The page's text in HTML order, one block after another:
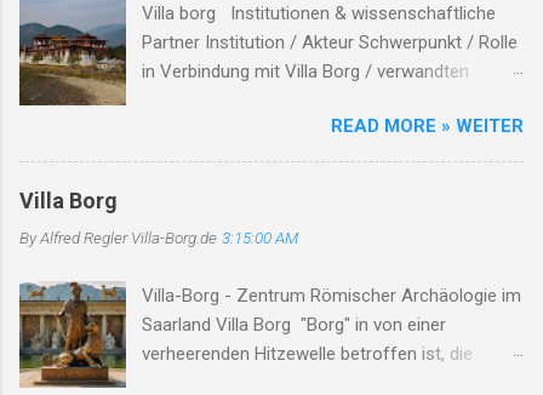
e
Villa borg Institutionen & wissenschaftliche
Partner Institution / Akteur Schwerpunkt / Rolle
in Verbindung mit Villa Borg / verwandten
Merzig-Wadern Träger des Archäologieparks
Villa Borg unterhält die Villa Borg als
borg.de ) Staatliches Konservatoramt
Denkmalschutz in Kooperation mit der
Kulturstiftung bei Ausgrabungen &
Rekonstruktionen ( villa-borg.de ) Universitäten
READ MORE » WEITER
Villa Borg
By Alfred ReglerVilla-Borg.de 3:15:00 AM
Villa-Borg - Zentrum Römischer Archäologie im
Saarland Villa Borg "Borg" in von einer
verheerenden Hitzewelle betroffen ist, die